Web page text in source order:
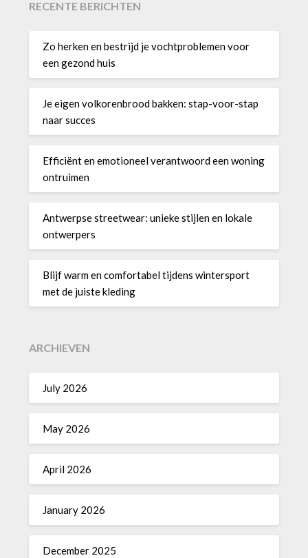
RECENTE BERICHTEN
Zo herken en bestrijd je vochtproblemen voor
een gezond huis
Je eigen volkorenbrood bakken: stap-voor-stap
naar succes
Efficiënt en emotioneel verantwoord een woning
ontruimen
Antwerpse streetwear: unieke stijlen en lokale
ontwerpers
Blijf warm en comfortabel tijdens wintersport
met de juiste kleding
ARCHIEVEN
July 2026
May 2026
April 2026
January 2026
December 2025